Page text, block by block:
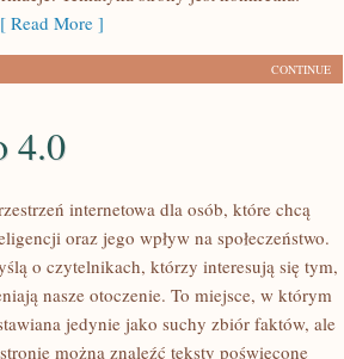
[ Read More ]
CONTINUE
4.0
internetowa dla osób, które chcą
oraz jego wpływ na społeczeństwo.
o czytelnikach, którzy interesują się tym,
nasze otoczenie. To miejsce, w którym
jedynie jako suchy zbiór faktów, ale
można znaleźć teksty poświęcone